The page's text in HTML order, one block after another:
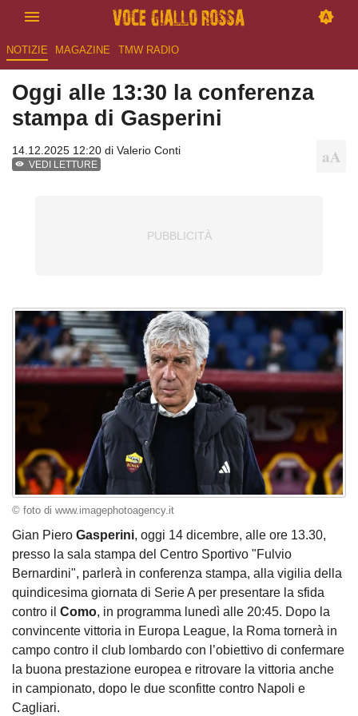
NOTIZIE MAGAZINE TMW RADIO
Oggi alle 13:30 la conferenza
stampa di Gasperini
14.12.2025 12:20 di Valerio Conti
VEDI LETTURE
© foto di www.imagephotoagency.it
Gian Piero Gasperini, oggi 14 dicembre, alle ore 13.30,
presso la sala stampa del Centro Sportivo "Fulvio
Bernardini", parlerà in conferenza stampa, alla vigilia della
quindicesima giornata di Serie A per presentare la sfida
contro il Como, in programma lunedì alle 20:45. Dopo la
convincente vittoria in Europa League, la Roma tornerà in
campo contro il club lombardo con l’obiettivo di confermare
la buona prestazione europea e ritrovare la vittoria anche
in campionato, dopo le due sconfitte contro Napoli e
Cagliari.